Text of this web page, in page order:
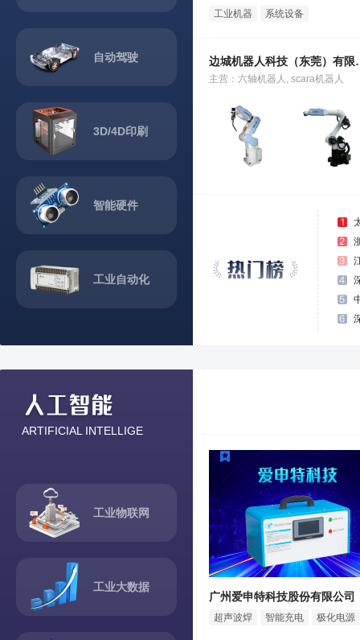
自动驾驶
3D/4D印刷
智能硬件
工业自动化
工业机器
系统设备
边城机
主营：六轴机器人, scara机器人
ARTIFICIAL INTELLIGE
工业物联网
工业大数据
广州爱申特科技股份有限公司
超声波焊
智能充电
极化电源